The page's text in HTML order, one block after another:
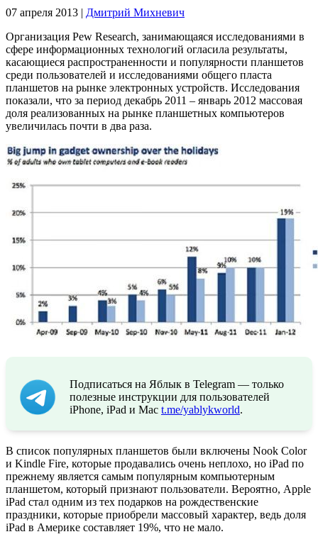
07 апреля 2013 | Дмитрий Михневич
Организация Pew Research, занимающаяся исследованиями в
сфере информационных технологий огласила результаты,
касающиеся распространенности и популярности планшетов
среди пользователей и исследованиями общего пласта
планшетов на рынке электронных устройств. Исследования
показали, что за период декабрь 2011 – январь 2012 массовая
доля реализованных на рынке планшетных компьютеров
увеличилась почти в два раза.
Подписаться на Яблык в Telegram — только
полезные инструкции для пользователей
iPhone, iPad и Mac t.me/yablykworld.
В список популярных планшетов были включены Nook Color
и Kindle Fire, которые продавались очень неплохо, но iPad по
прежнему является самым популярным компьютерным
планшетом, который признают пользователи. Вероятно, Apple
iPad стал одним из тех подарков на рождественские
праздники, которые приобрели массовый характер, ведь доля
iPad в Америке составляет 19%, что не мало.